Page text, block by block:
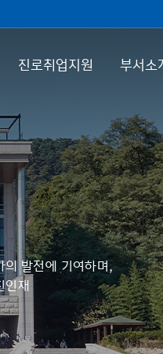
진로취업지원 부서소
발전에 기여하며,
인재